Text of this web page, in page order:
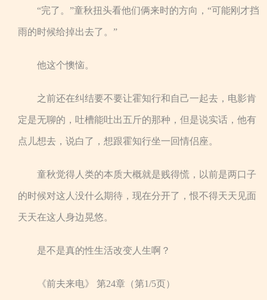
“完了。”童秋扭头看他们俩来时的方向，“可能刚才挡
雨的时候给掉出去了。”
他这个懊恼。
之前还在纠结要不要让霍知行和自己一起去，电影肯
定是无聊的，吐槽能吐出五斤的那种，但是说实话，他有
点儿想去，说白了，想跟霍知行坐一回情侣座。
童秋觉得人类的本质大概就是贱得慌，以前是两口子
的时候对这人没什么期待，现在分开了，恨不得天天见面
天天在这人身边晃悠。
是不是真的性生活改变人生啊？
《前夫来电》 第24章（第1/5页）